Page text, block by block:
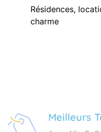
Résidences,
charme
Meilleurs